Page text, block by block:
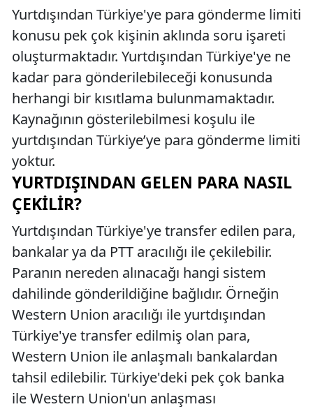
Yurtdışından Türkiye'ye para gönderme limiti
konusu pek çok kişinin aklında soru işareti
oluşturmaktadır. Yurtdışından Türkiye'ye ne
kadar para gönderilebileceği konusunda
herhangi bir kısıtlama bulunmamaktadır.
Kaynağının gösterilebilmesi koşulu ile
yurtdışından Türkiye’ye para gönderme limiti
yoktur.
YURTDIŞINDAN GELEN PARA NASIL
ÇEKILIR?
Yurtdışından Türkiye'ye transfer edilen para,
bankalar ya da PTT aracılığı ile çekilebilir.
Paranın nereden alınacağı hangi sistem
dahilinde gönderildiğine bağlıdır. Örneğin
Western Union aracılığı ile yurtdışından
Türkiye'ye transfer edilmiş olan para,
Western Union ile anlaşmalı bankalardan
tahsil edilebilir. Türkiye'deki pek çok banka
ile Western Union'un anlaşması